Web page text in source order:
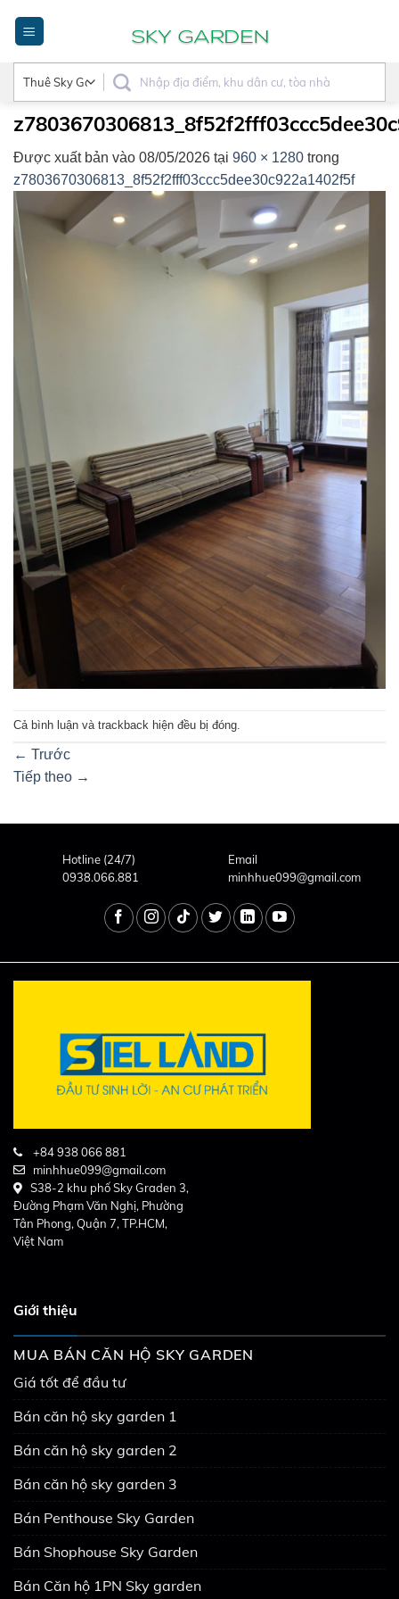
dung
Được xuất bản vào 08/05/2026 tại 960 × 1280 trong
z7803670306813_8f52f2fff03ccc5dee30c922a1402f5f
Cả bình luận và trackback hiện đều bị đóng.
← Trước
Tiếp theo →
Hotline (24/7)
0938.066.881
Email
minhhue099@gmail.com
+84 938 066 881
minhhue099@gmail.com
S38-2 khu phố Sky Graden 3,
Đường Phạm Văn Nghị, Phường
Tân Phong, Quận 7, TP.HCM,
Việt Nam
Giới thiệu
MUA BÁN CĂN HỘ SKY GARDEN
Giá tốt để đầu tư
Bán căn hộ sky garden 1
Bán căn hộ sky garden 2
Bán căn hộ sky garden 3
Bán Penthouse Sky Garden
Bán Shophouse Sky Garden
Bán Căn hộ 1PN Sky garden